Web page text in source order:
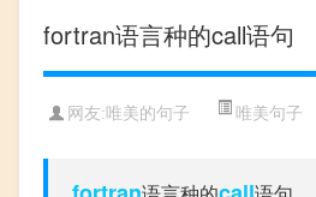
fortran语言种的call语句
网友:唯美的句子 唯美句子